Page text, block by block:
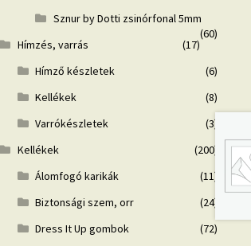
Sznur by Dotti zsinórfonal 5mm
(60)
Hímzés, varrás
(17)
Hímző készletek
(6)
Kellékek
(8)
Varrókészletek
(3)
Kellékek
(200)
Álomfogó karikák
(11)
Biztonsági szem, orr
(24)
Dress It Up gombok
(72)